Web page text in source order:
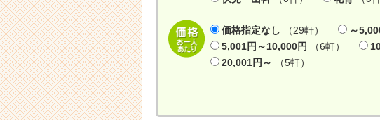
価格指定なし （29軒） ～
5,001円～10,000円
（6軒）
20,001円～
（5軒）